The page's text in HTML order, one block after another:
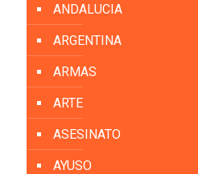
ANDALUCIA
ARGENTINA
ARMAS
ARTE
ASESINATO
AYUSO